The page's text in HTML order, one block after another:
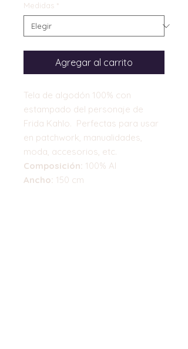
Medidas *
Agregar al carrito
Tela de algodón 100% con
estampado del personaje de
Frida Kahlo. Perfectas para usar
en patchwork, manualidades,
moda, accesorios, etc.
Composición: 100% Al
Ancho: 150 cm